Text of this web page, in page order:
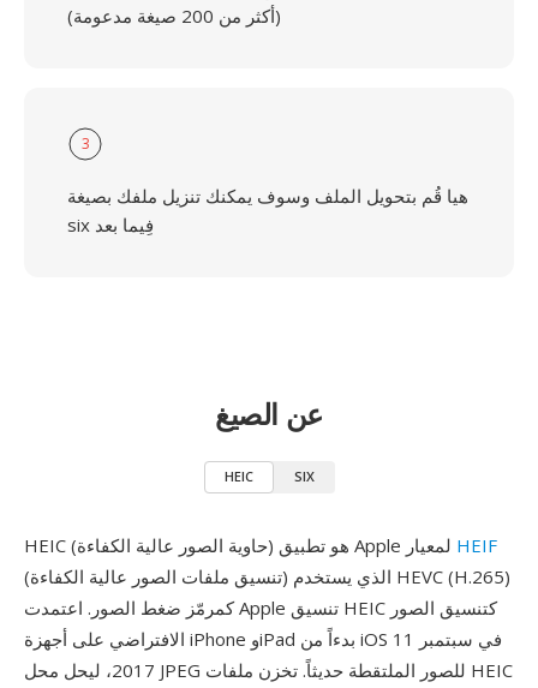
(أكثر من 200 صيغة مدعومة)
3
هيا قُم بتحويل الملف وسوف يمكنك تنزيل ملفك بصيغة
six فِيما بعد
عن الصيغ
HEIC SIX
HEIF
(تنسيق ملفات الصور عالية الكفاءة) الذي يستخدم HEVC (H.265)
كمرمّز ضغط الصور. اعتمدت Apple تنسيق HEIC كتنسيق الصور
الافتراضي على أجهزة iPhone وiPad بدءاً من iOS 11 في سبتمبر
2017، ليحل محل JPEG للصور الملتقطة حديثاً. تخزن ملفات HEIC